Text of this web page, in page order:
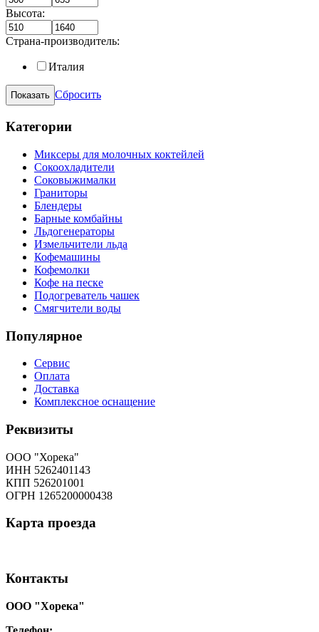
Высота:
Страна-производитель:
Италия
Сбросить
Категории
Миксеры для молочных коктейлей
Сокоохладители
Соковыжималки
Граниторы
Блендеры
Барные комбайны
Льдогенераторы
Измельчители льда
Кофемашины
Кофемолки
Кофе на песке
Подогреватель чашек
Смягчители воды
Популярное
Сервис
Оплата
Доставка
Комплексное оснащение
Реквизиты
ООО "Хорека"
ИНН 5262401143
КПП 526201001
ОГРН 1265200000438
Карта проезда
Контакты
ООО "Хорека"